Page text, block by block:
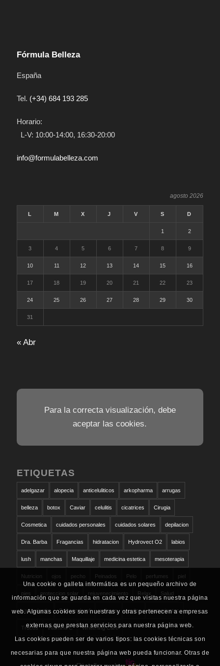
Fórmula Belleza
España
Tel. (+34) 684 193 285
Horario:
L-V: 10:00-14:00, 16:30-20:00
info@formulabelleza.com
agosto 2026
L M X J V S D
1 2
3 4 5 6 7 8 9
10 11 12 13 14 15 16
17 18 19 20 21 22 23
24 25 26 27 28 29 30
31
« Abr
Para la correcta visualización, debe
aceptar las cookies.
ETIQUETAS
adelgazar alopecia anticeluliticos arkopharma arrugas
belleza botox Caviar celulitis cicatrices Cirugia
Cosmetica cuidados personales cuidados solares depilacion
Dra. Barba Fragancias hidratacion Hydrovect O2 labios
lush manchas Maquillaje medicina estetica mesoterapia
Nutricion ojos pecho Peinados Pelo perfumes piel
pies proteccion solar rejuvenecimiento Relax Salud
san valentin Schwarzkopf solares sudor tratamientos
Trucos vitamina C Whitening Care
Una cookie o galleta informática es un pequeño archivo de
información que se guarda en cada vez que visitas nuestra página
web. Algunas cookies son nuestras y otras pertenecen a empresas
externas que prestan servicios para nuestra página web.
Las cookies pueden ser de varios tipos: las cookies técnicas son
necesarias para que nuestra página web pueda funcionar. Otras de